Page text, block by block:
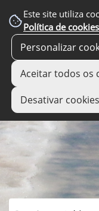
Este site utiliza
Política de cookies
Personalizar
Aceitar todos os
Desativar
links úteis